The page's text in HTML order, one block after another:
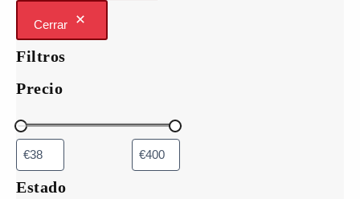
Cerrar
Filtros
Precio
Estado